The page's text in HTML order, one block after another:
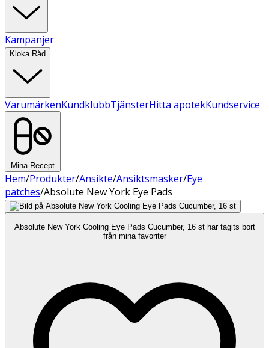
Kampanjer
Kloka Råd
VarumärkenKundklubbTjänsterHitta apotekKundservice
Mina Recept
Hem/Produkter/Ansikte/Ansiktsmasker/Eye
patches/Absolute New York Eye Pads
Absolute New York Cooling Eye Pads Cucumber, 16 st har tagits bort
från mina favoriter